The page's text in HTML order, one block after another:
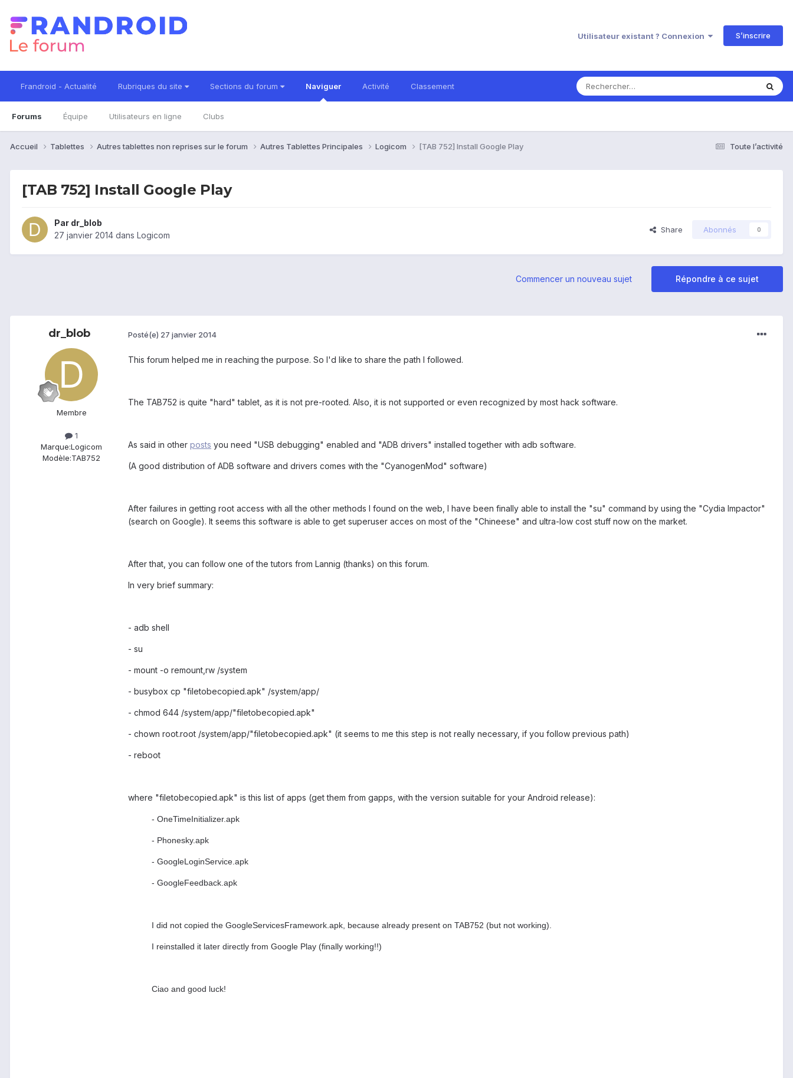
Utilisateur existant ? Connexion S’inscrire
Frandroid - Actualité Rubriques du site Sections du forum Naviguer
Forums Équipe Utilisateurs en ligne Clubs
Activité Classement
Toute l’activité
Accueil Tablettes Autres tablettes non reprises sur le forum Autres Tablettes Principales Logicom [TAB 752] Install Google Play
[TAB 752] Install Google Play
Par dr_blob
27 janvier 2014 dans Logicom
Share Abonnés 0
Répondre à ce sujet
Commencer un nouveau sujet
dr_blob
Membre
1
Marque:Logicom
Modèle:TAB752
Posté(e) 27 janvier 2014
This forum helped me in reaching the purpose. So I'd like to share the path I followed.
The TAB752 is quite "hard" tablet, as it is not pre-rooted. Also, it is not supported or even recognized by most hack software.
As said in other posts you need "USB debugging" enabled and "ADB drivers" installed together with adb software.
(A good distribution of ADB software and drivers comes with the "CyanogenMod" software)
After failures in getting root access with all the other methods I found on the web, I have been finally able to install the "su" command by using the "Cydia Impactor"
(search on Google). It seems this software is able to get superuser acces on most of the "Chineese" and ultra-low cost stuff now on the market.
After that, you can follow one of the tutors from Lannig (thanks) on this forum.
In very brief summary:
- adb shell
- su
- mount -o remount,rw /system
- busybox cp "filetobecopied.apk" /system/app/
- chmod 644 /system/app/"filetobecopied.apk"
- chown root.root /system/app/"filetobecopied.apk" (it seems to me this step is not really necessary, if you follow previous path)
- reboot
where "filetobecopied.apk" is this list of apps (get them from gapps, with the version suitable for your Android release):
- OneTimeInitializer.apk
- Phonesky.apk
- GoogleLoginService.apk
- GoogleFeedback.apk
I did not copied the GoogleServicesFramework.apk, because already present on TAB752 (but not working).
I reinstalled it later directly from Google Play (finally working!!)
Ciao and good luck!